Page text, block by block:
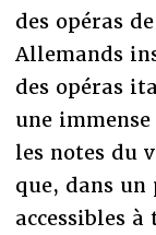
des opéras
Allemands
des opéras
une
les notes du
que, dans
accessibles